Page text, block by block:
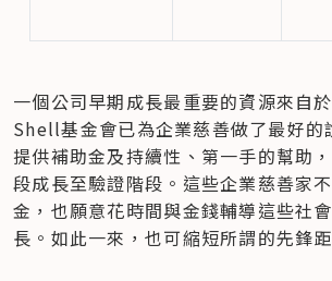
一個公司早期成長最重要的資源來自
Shell基金會已為企業慈善做了最好的
提供補助金及持續性、第一手的幫助
段成長至驗證階段。這些企業慈善家
金，也願意花時間與金錢輔導這些社
長。如此一來，也可縮短所謂的先鋒距